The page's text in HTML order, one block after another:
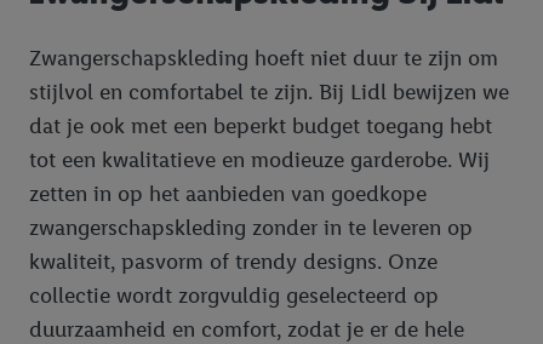
Zwangerschapskleding hoeft niet duur te zijn om
stijlvol en comfortabel te zijn. Bij Lidl bewijzen we
dat je ook met een beperkt budget toegang hebt
tot een kwalitatieve en modieuze garderobe. Wij
zetten in op het aanbieden van goedkope
zwangerschapskleding zonder in te leveren op
kwaliteit, pasvorm of trendy designs. Onze
collectie wordt zorgvuldig geselecteerd op
duurzaamheid en comfort, zodat je er de hele